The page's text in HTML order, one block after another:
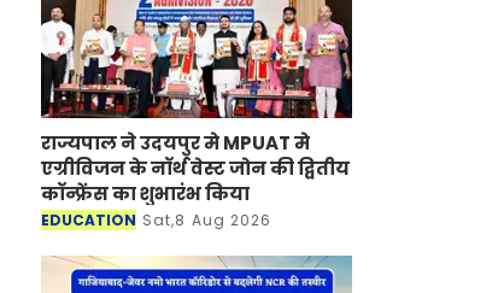
राज्यपाल ने उदयपुर मे MPUAT मे
एग्रीविजन के नॉर्थ वेस्ट जोन की द्वितीय
कॉन्फ्रेंस का शुभारंभ किया
EDUCATION Sat,8 Aug 2026